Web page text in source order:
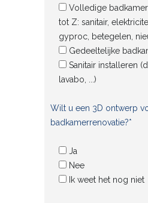
Volledige
tot Z: sanitair,
gyproc, betegelen,
Gedeeltelijke
Sanitair installeren
lavabo, ...)
Wilt u een 3D ontwerp
badkamerrenovatie?*
Ja
Nee
Ik weet het nog niet